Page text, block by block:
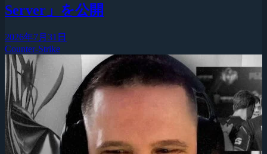
Server」を公開
2026年7月31日
Counter-Strike